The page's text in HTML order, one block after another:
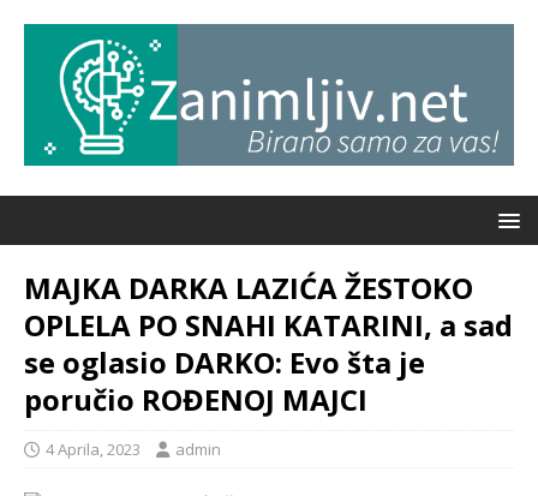
MAJKA DARKA LAZIĆA ŽESTOKO
OPLELA PO SNAHI KATARINI, a sad
se oglasio DARKO: Evo šta je
poručio ROĐENOJ MAJCI
4 Aprila, 2023 admin